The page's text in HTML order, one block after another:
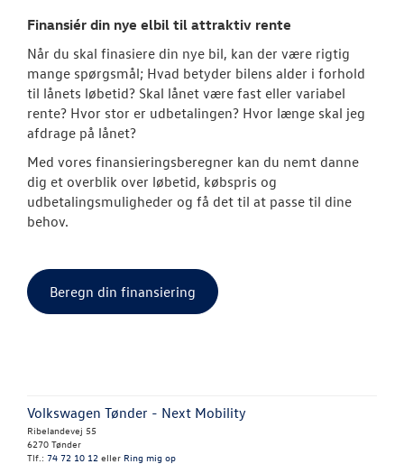
Finansiér din nye elbil til attraktiv rente
Når du skal finasiere din nye bil, kan der være rigtig
mange spørgsmål; Hvad betyder bilens alder i forhold
til lånets løbetid? Skal lånet være fast eller variabel
rente? Hvor stor er udbetalingen? Hvor længe skal jeg
afdrage på lånet?
Med vores finansieringsberegner kan du nemt danne
dig et overblik over løbetid, købspris og
udbetalingsmuligheder og få det til at passe til dine
behov.
Beregn din finansiering
Volkswagen Tønder - Next Mobility
Ribelandevej 55
6270 Tønder
Tlf.: 74 72 10 12 eller Ring mig op